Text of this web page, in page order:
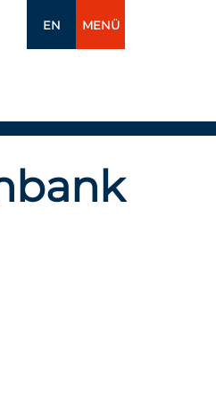
EN MENÜ